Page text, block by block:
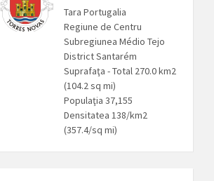
Tara Portugalia
Regiune de Centru
Subregiunea Médio Tejo
District Santarém
Suprafaţa - Total 270.0 km2
(104.2 sq mi)
Populaţia 37,155
Densitatea 138/km2
(357.4/sq mi)